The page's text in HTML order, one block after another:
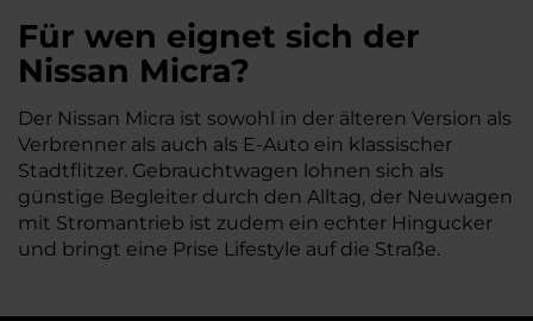
Für wen eignet sich der
Nissan Micra?
Der Nissan Micra ist sowohl in der älteren Version als
Verbrenner als auch als E-Auto ein klassischer
Stadtflitzer. Gebrauchtwagen lohnen sich als
günstige Begleiter durch den Alltag, der Neuwagen
mit Stromantrieb ist zudem ein echter Hingucker
und bringt eine Prise Lifestyle auf die Straße.